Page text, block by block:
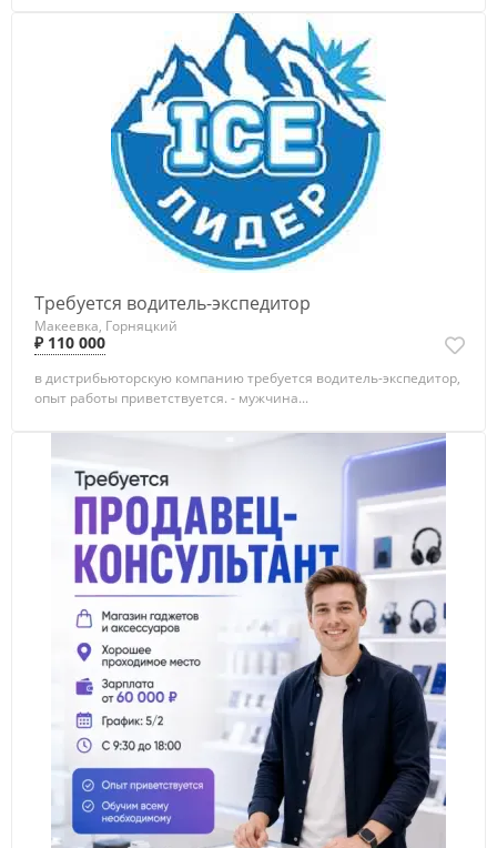
Требуется водитель-экспедитор
Макеевка, Горняцкий
₽ 110 000
в дистрибьюторскую компанию требуется водитель-экспедитор,
опыт работы приветствуется. - мужчина...